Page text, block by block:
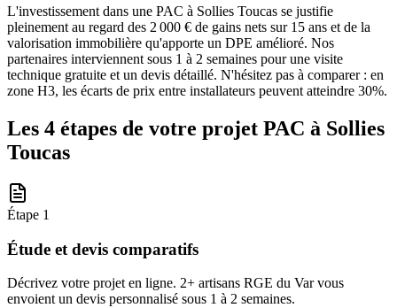
L'investissement dans une PAC à Sollies Toucas se justifie
pleinement au regard des 2 000 € de gains nets sur 15 ans et de la
valorisation immobilière qu'apporte un DPE amélioré. Nos
partenaires interviennent sous 1 à 2 semaines pour une visite
technique gratuite et un devis détaillé. N'hésitez pas à comparer : en
zone H3, les écarts de prix entre installateurs peuvent atteindre 30%.
Les 4 étapes de votre projet PAC à Sollies
Toucas
Étape 1
Étude et devis comparatifs
Décrivez votre projet en ligne. 2+ artisans RGE du Var vous
envoient un devis personnalisé sous 1 à 2 semaines.